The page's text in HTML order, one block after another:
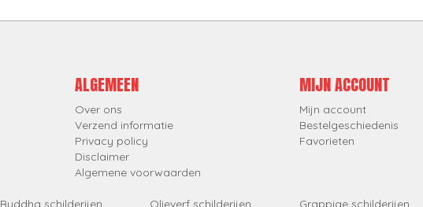
ALGEMEEN
Over ons
Verzend informatie
Privacy policy
Disclaimer
Algemene voorwaarden
MIJN ACCOUNT
Mijn account
Bestelgeschiedenis
Favorieten
Buddha schilderijen Olieverf schilderijen Grappige schilderijen